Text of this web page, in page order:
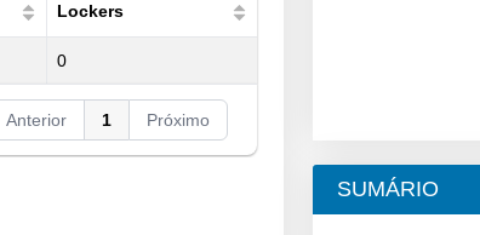
Lockers
0
Anterior 1 Próximo
SUMÁRIO